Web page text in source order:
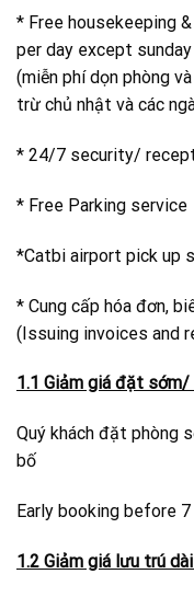
* Free housekeeping
per day except
(miễn phí dọn phòng
trừ chủ nhật và các
* 24/7 security/
* Free Parking service
*Catbi airport pick up
* Cung cấp hóa đơn,
(Issuing invoices and
1.1 Giảm giá đặt sớm/
Quý khách đặt phòng
bố
Early booking before
1.2 Giảm giá lưu trú